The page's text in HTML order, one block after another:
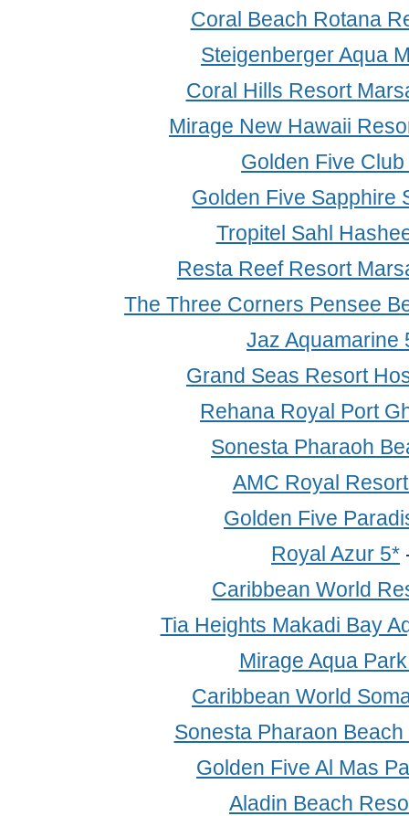
Coral Beach Rotana
Steigenberger Aqua
Coral Hills Resort
Mirage New Hawaii
Golden Five
Golden Five Sapphire
Tropitel Sahl
Resta Reef Resort
The Three Corners Pensee
Jaz Aquamarine
Grand Seas Resort
Rehana Royal Port
Sonesta Pharaoh
AMC Royal
Golden Five
Royal Azur 5*
Caribbean World
Tia Heights Makadi Bay
Mirage Aqua
Caribbean World
Sonesta Pharaon
Golden Five Al Mas
Aladin Beach